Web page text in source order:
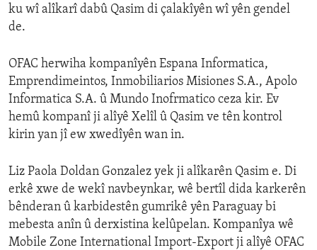
ku wî alîkarî dabû Qasim di çalakîyên wî yên gendel
de.
OFAC herwiha kompanîyên Espana Informatica,
Emprendimeintos, Inmobiliarios Misiones S.A., Apolo
Informatica S.A. û Mundo Inofrmatico ceza kir. Ev
hemû kompanî ji alîyê Xelîl û Qasim ve tên kontrol
kirin yan jî ew xwedîyên wan in.
Liz Paola Doldan Gonzalez yek ji alîkarên Qasim e. Di
erkê xwe de wekî navbeynkar, wê bertîl dida karkerên
bênderan û karbidestên gumrikê yên Paraguay bi
mebesta anîn û derxistina kelûpelan. Kompanîya wê
Mobile Zone International Import-Export ji alîyê OFAC